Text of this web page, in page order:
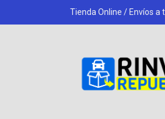
Tienda Online / Envíos a